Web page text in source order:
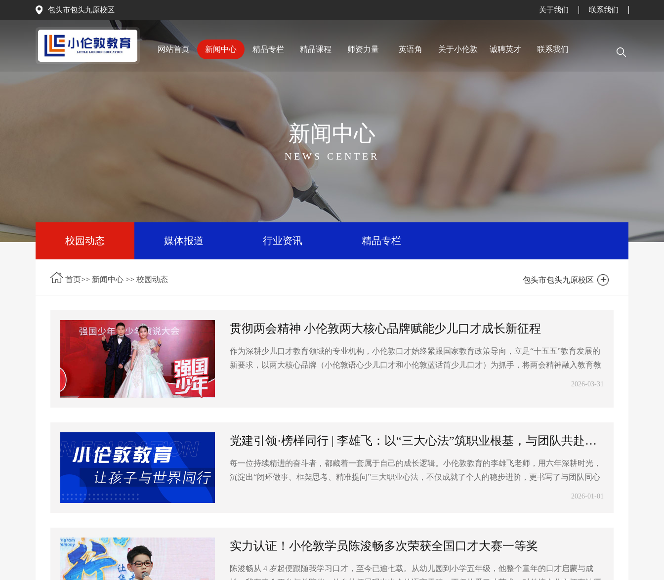
关于我们 联系我们
包头市包头九原校区
网站首页
网站首页 新闻中心 精品专栏 精品课程 师资力量 英语角 关于小伦敦 诚聘英才 联系我们
新闻中心
NEWS CENTER
校园动态 媒体报道 行业资讯 精品专栏
包头市包头九原校区
首页>> 新闻中心 >> 校园动态
贯彻两会精神 小伦敦两大核心品牌赋能少儿口才成长新征程
作为深耕少儿口才教育领域的专业机构，小伦敦口才始终紧跟国家教育政策导向，立足“十五五”教育发展的
新要求，以两大核心品牌（小伦敦语心少儿口才和小伦敦蓝话筒少儿口才）为抓手，将两会精神融入教育教
2026-03-31
党建引领·榜样同行 | 李雄飞：以“三大心法”筑职业根基，与团队共赴远方
每一位持续精进的奋斗者，都藏着一套属于自己的成长逻辑。小伦敦教育的李雄飞老师，用六年深耕时光，
沉淀出“闭环做事、框架思考、精准提问”三大职业心法，不仅成就了个人的稳步进阶，更书写了与团队同心
2026-01-01
实力认证！小伦敦学员陈浚畅多次荣获全国口才大赛一等奖
陈浚畅从 4 岁起便跟随我学习口才，至今已逾七载。从幼儿园到小学五年级，他整个童年的口才启蒙与成